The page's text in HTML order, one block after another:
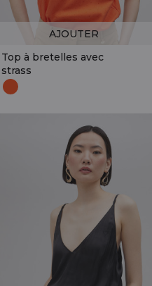
Top à bretelles avec
strass
AJOUTER